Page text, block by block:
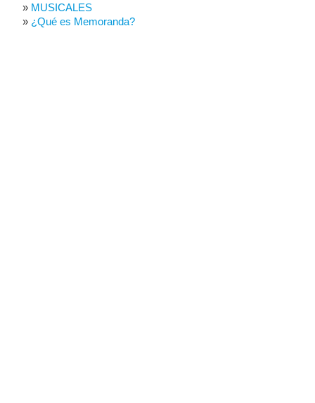
MUSICALES
¿Qué es Memoranda?